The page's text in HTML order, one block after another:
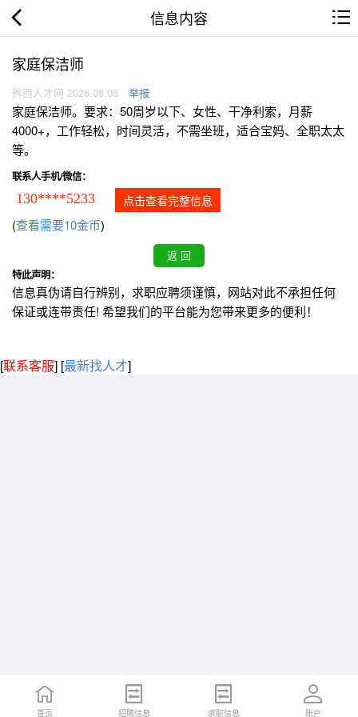
信息内容
家庭保洁师
黔西人才网 2026.08.08 举报
家庭保洁师。要求：50周岁以下、女性、干净利索，月薪
4000+，工作轻松，时间灵活，不需坐班，适合宝妈、全职太太
等。
联系人手机/微信：
130****5233 点击查看完整信息
(查看需要10金币)
特此声明：
信息真伪请自行辨别，求职应聘须谨慎，网站对此不承担任何
保证或连带责任! 希望我们的平台能为您带来更多的便利！
[联系客服] [最新找人才]
首页 招聘信息 求职信息 账户